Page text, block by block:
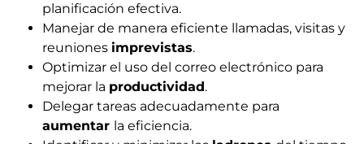
planificación efectiva.
Manejar de manera eficiente llamadas, visitas y
reuniones imprevistas.
Optimizar el uso del correo electrónico para
mejorar la productividad.
Delegar tareas adecuadamente para
aumentar la eficiencia.